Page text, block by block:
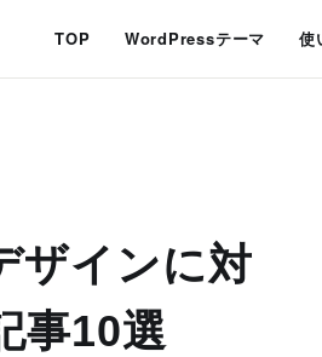
TOP WordPressテーマ 使
ザインに対
事10選